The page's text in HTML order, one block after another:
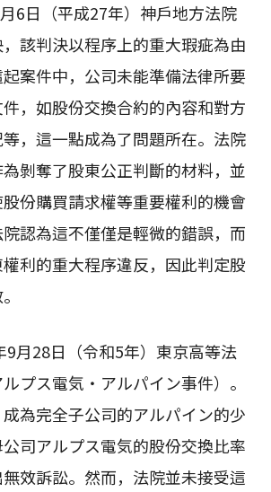
6日（平成27年）神戶地方法院
該判決以程序上的重大瑕疵為由
案件中，公司未能準備法律所要
，如股份交換合約的內容和對方
，這一點成為了問題所在。法院
剝奪了股東公正判斷的材料，並
份購買請求權等重要權利的機會
認為這不僅僅是輕微的錯誤，而
利的重大程序違反，因此判定股
9月28日（令和5年）東京高等法
プス電気・アルパイン事件）。
為完全子公司的アルパイン的少
司アルプス電気的股份交換比率
效訴訟。然而，法院並未接受這